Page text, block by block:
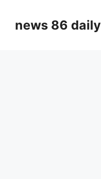
contentnews 86 daily